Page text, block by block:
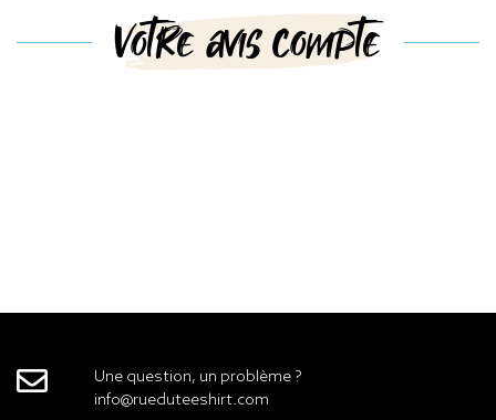
Votre avis compte
Une question, un problème ?
info@rueduteeshirt.com